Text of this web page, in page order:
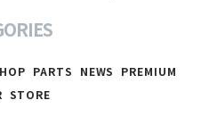
PARTS NEWS
PREMIUM
STORE